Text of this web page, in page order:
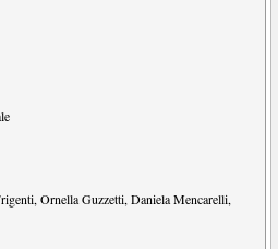
,Ornella Guzzetti,Daniela Mencarelli,